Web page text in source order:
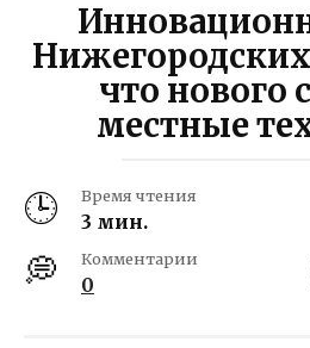
Нижегородских
что нового
местные
Время чтения
3 мин.
Комментарии
0